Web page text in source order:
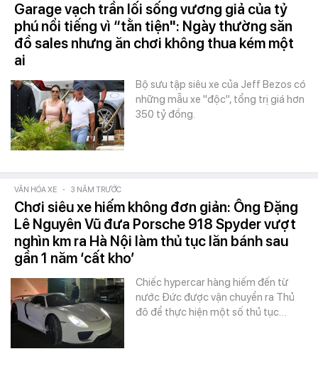
Garage vạch trần lối sống vương giả của tỷ
phú nổi tiếng vì “tằn tiện": Ngày thường săn
đồ sales nhưng ăn chơi không thua kém một
ai
Bộ sưu tập siêu xe của Jeff Bezos có
những mẫu xe "độc", tổng trị giá hơn
350 tỷ đồng.
VĂN HÓA XE - 3 NĂM TRƯỚC
Chơi siêu xe hiếm không đơn giản: Ông Đặng
Lê Nguyên Vũ đưa Porsche 918 Spyder vượt
nghìn km ra Hà Nội làm thủ tục lăn bánh sau
gần 1 năm ‘cất kho’
Chiếc hypercar hàng hiếm đến từ
nước Đức được vận chuyển ra Thủ
đô để thực hiện một số thủ tục…